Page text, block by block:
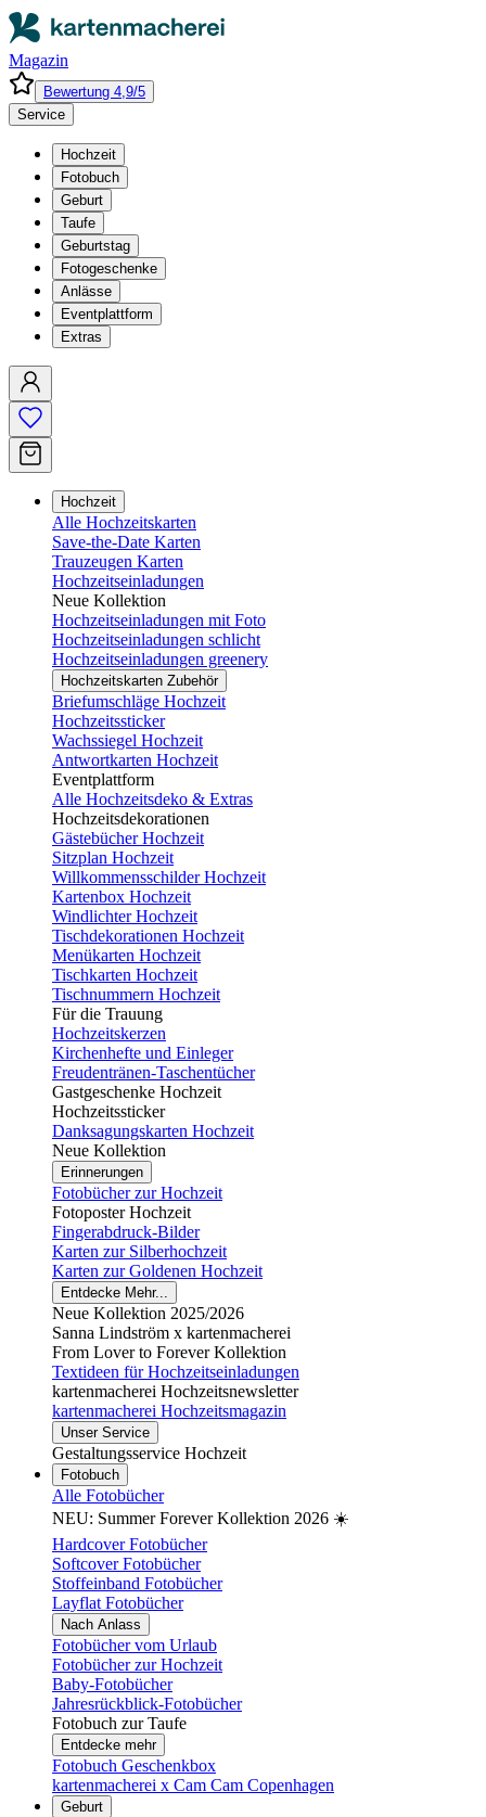
Magazin
Bewertung 4,9/5
Service
Hochzeit
Fotobuch
Geburt
Taufe
Geburtstag
Fotogeschenke
Anlässe
Eventplattform
Extras
Hochzeit
Alle Hochzeitskarten
Save-the-Date Karten
Trauzeugen Karten
Hochzeitseinladungen
Neue Kollektion
Hochzeitseinladungen mit Foto
Hochzeitseinladungen schlicht
Hochzeitseinladungen greenery
Hochzeitskarten Zubehör
Briefumschläge Hochzeit
Hochzeitssticker
Wachssiegel Hochzeit
Antwortkarten Hochzeit
Eventplattform
Alle Hochzeitsdeko & Extras
Hochzeitsdekorationen
Gästebücher Hochzeit
Sitzplan Hochzeit
Willkommensschilder Hochzeit
Kartenbox Hochzeit
Windlichter Hochzeit
Tischdekorationen Hochzeit
Menükarten Hochzeit
Tischkarten Hochzeit
Tischnummern Hochzeit
Für die Trauung
Hochzeitskerzen
Kirchenhefte und Einleger
Freudentränen-Taschentücher
Gastgeschenke Hochzeit
Hochzeitssticker
Danksagungskarten Hochzeit
Neue Kollektion
Erinnerungen
Fotobücher zur Hochzeit
Fotoposter Hochzeit
Fingerabdruck-Bilder
Karten zur Silberhochzeit
Karten zur Goldenen Hochzeit
Entdecke Mehr...
Neue Kollektion 2025/2026
Sanna Lindström x kartenmacherei
From Lover to Forever Kollektion
Textideen für Hochzeitseinladungen
kartenmacherei Hochzeitsnewsletter
kartenmacherei Hochzeitsmagazin
Unser Service
Gestaltungsservice Hochzeit
Fotobuch
Alle Fotobücher
NEU: Summer Forever Kollektion 2026 ☀️
Hardcover Fotobücher
Softcover Fotobücher
Stoffeinband Fotobücher
Layflat Fotobücher
Nach Anlass
Fotobücher vom Urlaub
Fotobücher zur Hochzeit
Baby-Fotobücher
Jahresrückblick-Fotobücher
Fotobuch zur Taufe
Entdecke mehr
Fotobuch Geschenkbox
kartenmacherei x Cam Cam Copenhagen
Geburt